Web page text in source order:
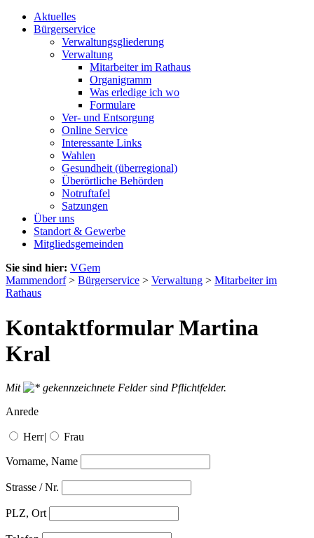
Aktuelles
Bürgerservice
Verwaltungsgliederung
Verwaltung
Mitarbeiter im Rathaus
Organigramm
Was erledige ich wo
Formulare
Ver- und Entsorgung
Online Service
Interessante Links
Wahlen
Gesundheit (überregional)
Überörtliche Behörden
Notruftafel
Satzungen
Über uns
Standort & Gewerbe
Mitgliedsgemeinden
Sie sind hier: VGem
Mammendorf> Bürgerservice > Verwaltung > Mitarbeiter im
Rathaus
Kontaktformular Martina
Kral
Mit
gekennzeichnete Felder sind Pflichtfelder.
Anrede
Herr| Frau
Vorname, Name
Strasse / Nr.
PLZ, Ort